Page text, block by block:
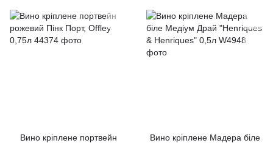
Вино кріплене портвейн
Вино кріплене Мадера біле